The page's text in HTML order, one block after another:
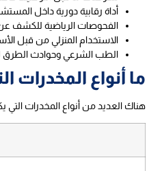
أداة رقابية دورية داخل المستشفيات مثل برنامج الـ 28 يوم للتأكد من
الفحوصات الرياضية للكشف
الاستخدام المنزلي من قبل
الطب الشرعي وحوادث الطرق
ما أنواع المخدرات
هناك العديد من أنواع المخدرات